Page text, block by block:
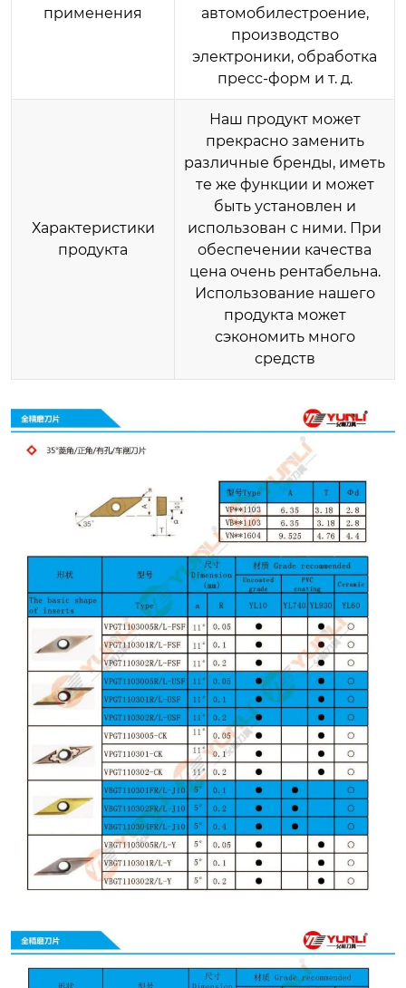
применения
автомобилестроение,
производство
электроники, обработка
пресс-форм и т. д.
Характеристики
продукта
Наш продукт может
прекрасно заменить
различные бренды, иметь
те же функции и может
быть установлен и
использован с ними. При
обеспечении качества
цена очень рентабельна.
Использование нашего
продукта может
сэкономить много
средств